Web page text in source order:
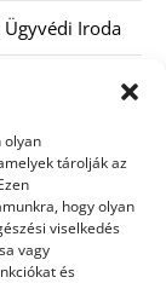
olyan
tárolják az
hogy olyan
viselkedés
vagy
és
Ügyvédi Iroda
lassításáról és